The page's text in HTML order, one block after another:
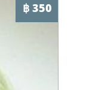
฿ 350